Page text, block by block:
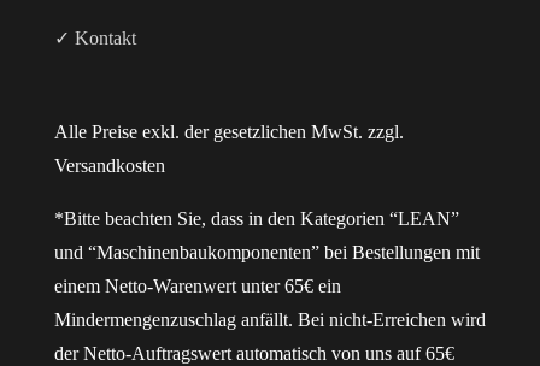
✓ Kontakt
Alle Preise exkl. der gesetzlichen MwSt. zzgl.
Versandkosten
*Bitte beachten Sie, dass in den Kategorien “LEAN”
und “Maschinenbaukomponenten” bei Bestellungen mit
einem Netto-Warenwert unter 65€ ein
Mindermengenzuschlag anfällt. Bei nicht-Erreichen wird
der Netto-Auftragswert automatisch von uns auf 65€